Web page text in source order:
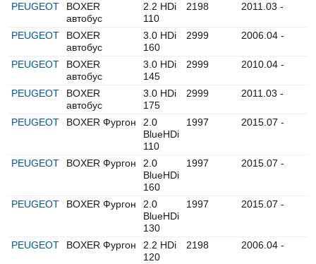
PEUGEOT
BOXER
автобус
2.2 HDi
110
2198 2011.03 -
PEUGEOT
BOXER
автобус
3.0 HDi
160
2999 2006.04 -
PEUGEOT
BOXER
автобус
3.0 HDi
145
2999 2010.04 -
PEUGEOT
BOXER
автобус
3.0 HDi
175
2999 2011.03 -
PEUGEOT BOXER Фургон
2.0
BlueHDi
110
1997 2015.07 -
PEUGEOT BOXER Фургон
2.0
BlueHDi
160
1997 2015.07 -
PEUGEOT BOXER Фургон
2.0
BlueHDi
130
1997 2015.07 -
PEUGEOT BOXER Фургон
2.2 HDi
120
2198 2006.04 -